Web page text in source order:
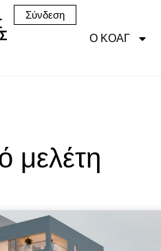
Σύνδεση
Ο ΚΟΑΓ
μελέτη